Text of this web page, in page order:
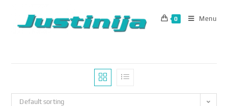
content
0 Menu
Default sorting